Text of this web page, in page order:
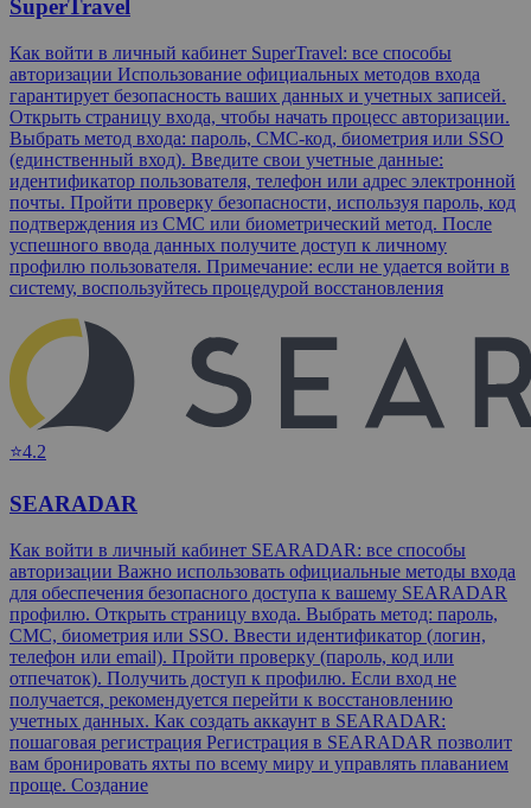
SuperTravel
Как войти в личный кабинет SuperTravel: все способы
авторизации Использование официальных методов входа
гарантирует безопасность ваших данных и учетных записей.
Открыть страницу входа, чтобы начать процесс авторизации.
Выбрать метод входа: пароль, СМС-код, биометрия или SSO
(единственный вход). Введите свои учетные данные:
идентификатор пользователя, телефон или адрес электронной
почты. Пройти проверку безопасности, используя пароль, код
подтверждения из СМС или биометрический метод. После
успешного ввода данных получите доступ к личному
профилю пользователя. Примечание: если не удается войти в
систему, воспользуйтесь процедурой восстановления
⭐4.2
SEARADAR
Как войти в личный кабинет SEARADAR: все способы
авторизации Важно использовать официальные методы входа
для обеспечения безопасного доступа к вашему SEARADAR
профилю. Открыть страницу входа. Выбрать метод: пароль,
СМС, биометрия или SSO. Ввести идентификатор (логин,
телефон или email). Пройти проверку (пароль, код или
отпечаток). Получить доступ к профилю. Если вход не
получается, рекомендуется перейти к восстановлению
учетных данных. Как создать аккаунт в SEARADAR:
пошаговая регистрация Регистрация в SEARADAR позволит
вам бронировать яхты по всему миру и управлять плаванием
проще. Создание